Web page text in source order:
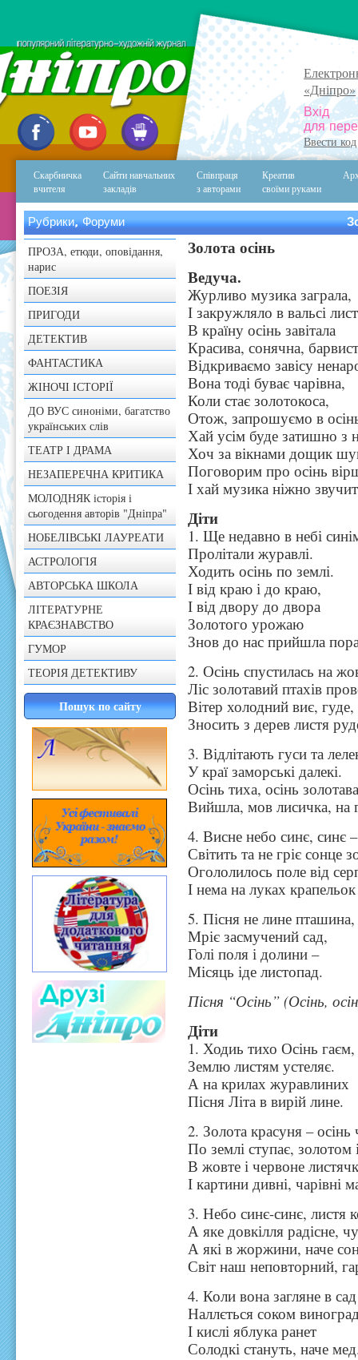
«Дніпро»
Вхід
для
Ввести
Скарбничка
вчителя
Сайти навчальних
закладів
Співпраця
з авторами
Креатив
своїми руками
Рубрики, Форуми
ПРОЗА, етюди, оповідання,
нарис
ПОЕЗІЯ
ПРИГОДИ
ДЕТЕКТИВ
ФАНТАСТИКА
ЖІНОЧІ ІСТОРІЇ
ДО ВУС синоніми, багатство
українських слів
ТЕАТР І ДРАМА
НЕЗАПЕРЕЧНА КРИТИКА
МОЛОДНЯК історія і
сьогодення авторів "Дніпра"
НОБЕЛІВСЬКІ ЛАУРЕАТИ
АСТРОЛОГІЯ
АВТОРСЬКА ШКОЛА
ЛІТЕРАТУРНЕ
КРАЄЗНАВСТВО
ГУМОР
ТЕОРІЯ ДЕТЕКТИВУ
Золота осінь
Ведуча.
Журливо музика заграла,
І закружляло в вальсі
В країну осінь завітала
Красива, сонячна,
Відкриваємо завісу
Вона тоді буває чарівна,
Коли стає золотокоса,
Отож, запрошуємо в
Хай усім буде затишно з
Хоч за вікнами дощик
Поговорим про осінь
І хай музика ніжно
Діти
1. Ще недавно в небі
Пролітали журавлі.
Ходить осінь по землі.
І від краю і до краю,
І від двору до двора
Золотого урожаю
Знов до нас прийшла
2. Осінь спустилась на
Ліс золотавий птахів
Вітер холодний виє, гуде,
Зносить з дерев листя
3. Відлітають гуси та
У краї заморські далекі.
Осінь тиха, осінь
Вийшла, мов лисичка, на
4. Висне небо синє, синє
Світить та не гріє сонце
Огололилось поле від
І нема на луках
5. Пісня не лине пташина,
Мріє засмучений сад,
Голі поля і долини –
Місяць іде листопад.
Пісня “Осінь” (Осінь,
Діти
1. Ходиь тихо Осінь гаєм,
Землю листям устеляє.
А на крилах журавлиних
Пісня Літа в вирій лине.
2. Золота красуня – осінь
По землі ступає, золотом
В жовте і червоне
І картини дивні, чарівні
3. Небо синє-синє, листя
А яке довкілля радісне,
А які в жоржини, наче
Світ наш неповторний,
4. Коли вона загляне в
Наллється соком
І кислі яблука ранет
Солодкі стануть, наче